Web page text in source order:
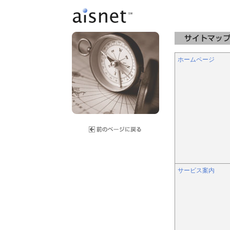
ホームページ
サービス案内